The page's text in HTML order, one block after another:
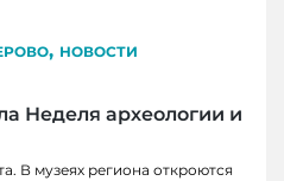
, НОВОСТИ
Неделя археологии и
В музеях региона откроются